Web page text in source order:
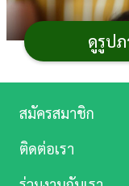
ดูรูป
หนัง
สมัครสมาชิก
ติดต่อเรา